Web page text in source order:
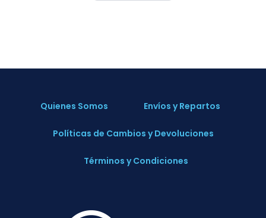
Quienes Somos Envíos y Repartos
Políticas de Cambios y Devoluciones
Términos y Condiciones